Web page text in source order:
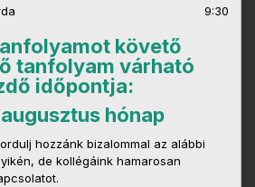
9:30
követő
tanfolyam várható
időpontja:
hónap
hozzánk bizalommal az alábbi
de kollégáink hamarosan